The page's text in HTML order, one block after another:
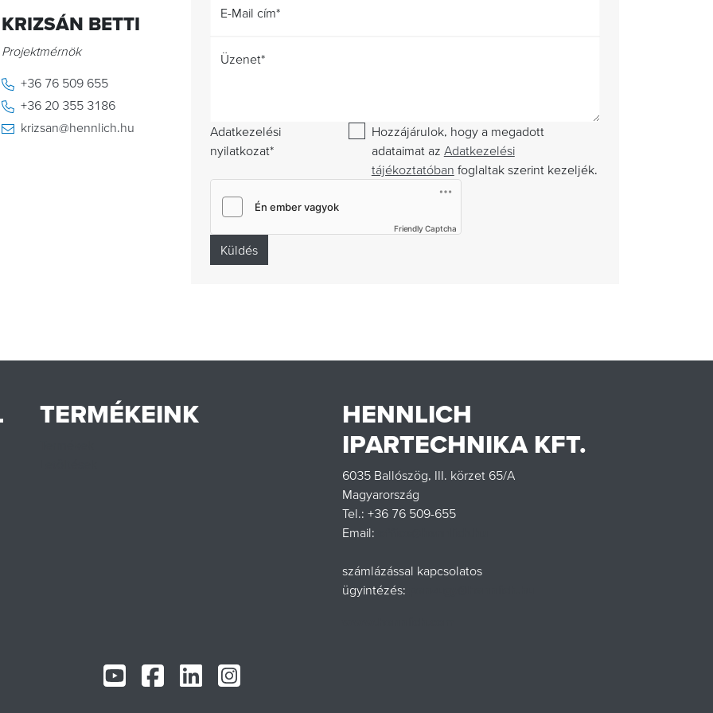
KRIZSÁN BETTI
Projektmérnök
+36 76 509 655
+36 20 355 3186
krizsan@hennlich.hu
E-Mail cím*
Üzenet*
Adatkezelési
nyilatkozat*
Hozzájárulok, hogy a megadott
adataimat az Adatkezelési
tájékoztatóban foglaltak szerint kezeljék.
Friendly Captcha
TERMÉKEINK
HENNLICH
IPARTECHNIKA KFT.
6035 Ballószög, III. körzet 65/A
Magyarország
Tel.: +36 76 509-655
Email:
számlázással kapcsolatos
ügyintézés: